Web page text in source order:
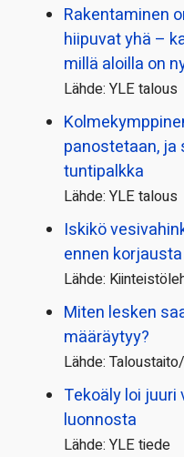
Rakentaminen
hiipuvat yhä –
millä aloilla on
Lähde: YLE talous
panostetaan, ja
tuntipalkka
Lähde: YLE talous
Iskikö
ennen korjausta
Lähde:
Miten lesken
määräytyy?
Lähde:
Tekoäly loi juuri
luonnosta
Lähde: YLE tiede